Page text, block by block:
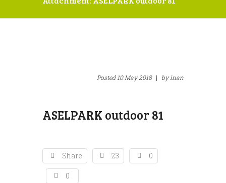
Posted10 May 2018 | byinan
ASELPARK outdoor 81
Share 23 0
0